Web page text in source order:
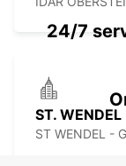
ST. WENDEL
ST WENDEL -
24/7